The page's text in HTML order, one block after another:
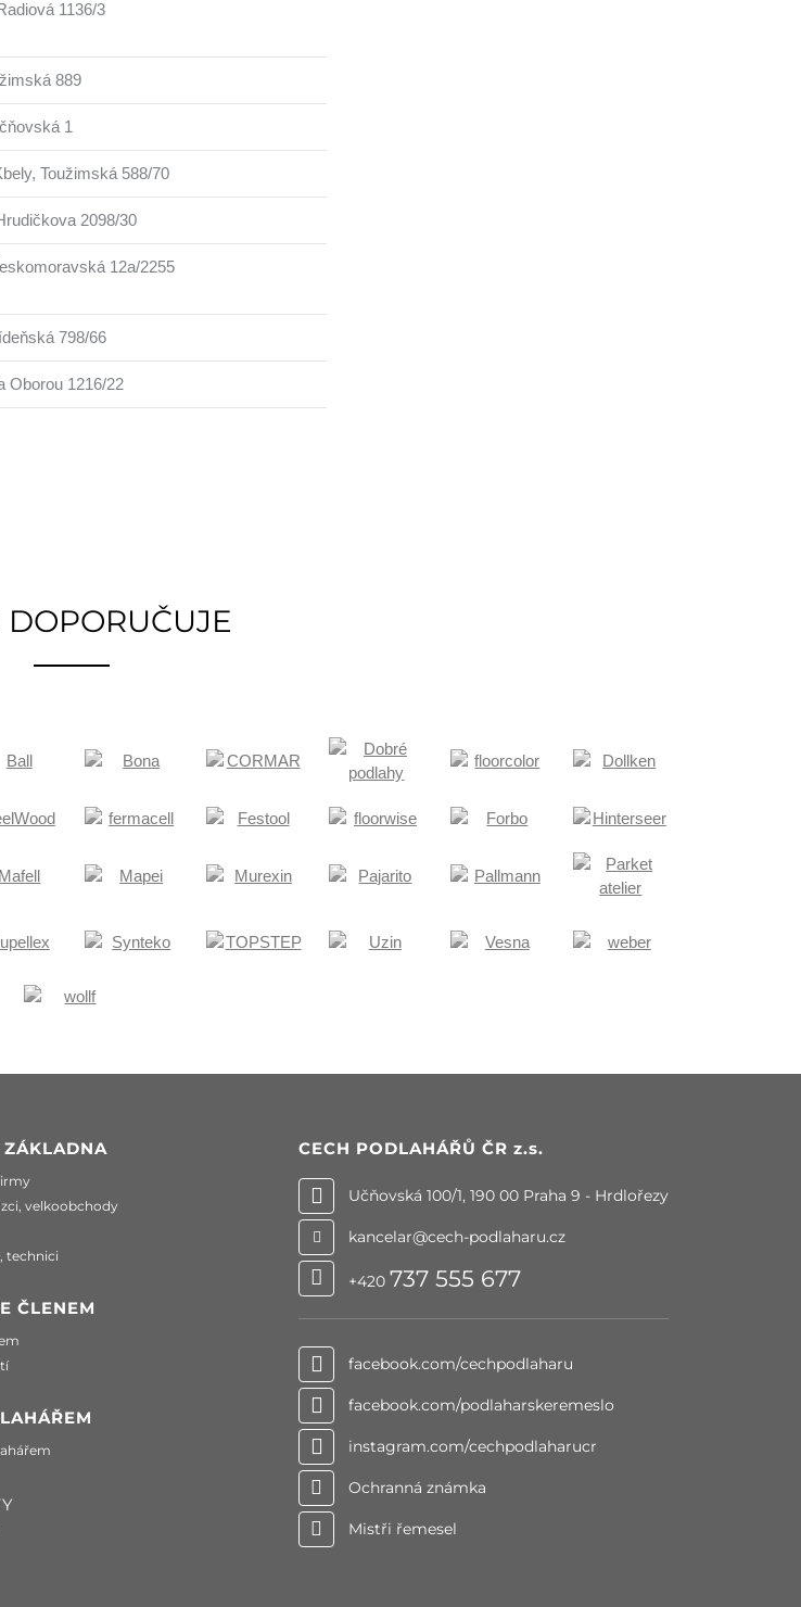
1136/3
889
1
Toužimská 588/70
2098/30
12a/2255
798/66
Oborou 1216/22
DOPORUČUJE
ZÁKLADNA
velkoobchody
technici
ČLENEM
CECH PODLAHÁŘŮ ČR z.s.
Učňovská 100/1, 190 00 Praha 9 - Hrdlořezy
kancelar@cech-podlaharu.cz
+420 737 555 677
facebook.com/cechpodlaharu
facebook.com/podlaharskeremeslo
instagram.com/cechpodlaharucr
Ochranná známka
Mistři řemesel